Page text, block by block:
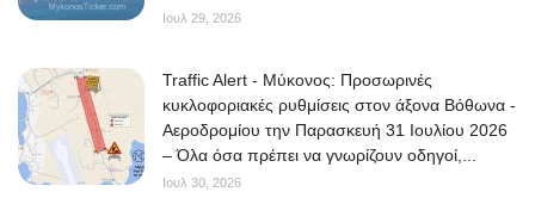
Ιουλ 29, 2026
Traffic Alert - Μύκονος: Προσωρινές
κυκλοφοριακές ρυθμίσεις στον άξονα Βόθωνα -
Αεροδρομίου την Παρασκευή 31 Ιουλίου 2026
– Όλα όσα πρέπει να γνωρίζουν οδηγοί,...
Ιουλ 30, 2026